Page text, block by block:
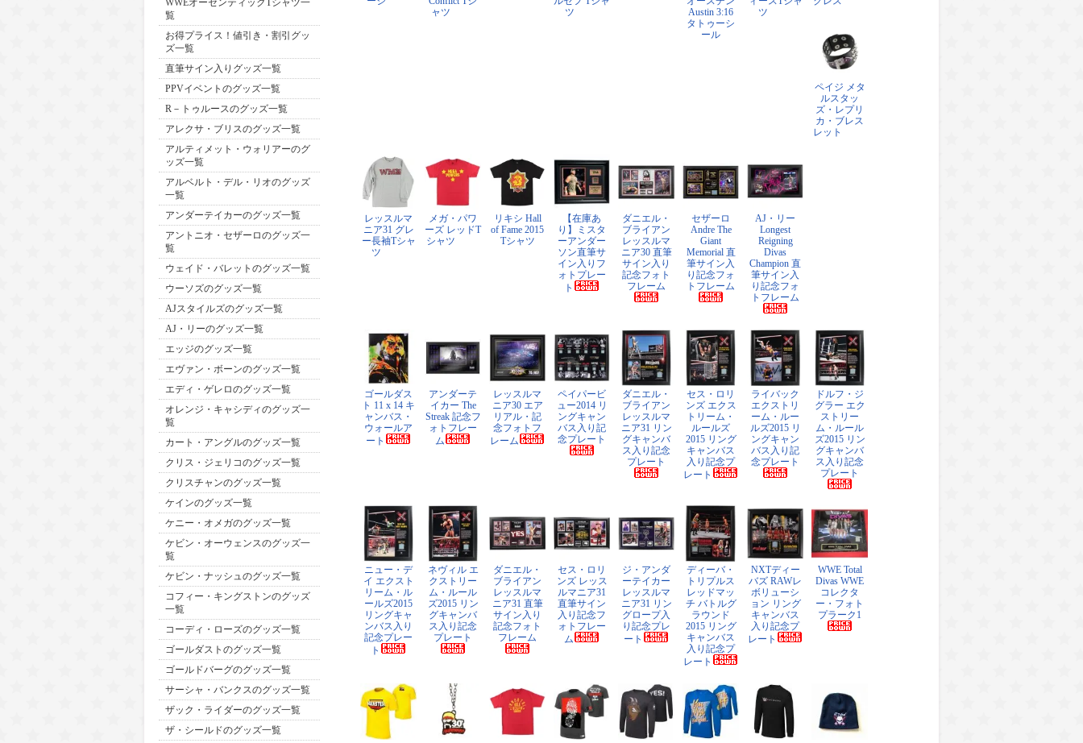
WWEオーセンティックTシャツ一
覧
お得プライス！値引き・割引グッ
ズ一覧
直筆サイン入りグッズ一覧
PPVイベントのグッズ一覧
R－トゥルースのグッズ一覧
アレクサ・ブリスのグッズ一覧
アルティメット・ウォリアーのグ
ッズ一覧
アルベルト・デル・リオのグッズ
一覧
アンダーテイカーのグッズ一覧
アントニオ・セザーロのグッズ一
覧
ウェイド・バレットのグッズ一覧
ウーソズのグッズ一覧
AJスタイルズのグッズ一覧
AJ・リーのグッズ一覧
エッジのグッズ一覧
エヴァン・ボーンのグッズ一覧
エディ・ゲレロのグッズ一覧
オレンジ・キャシディのグッズ一
覧
カート・アングルのグッズ一覧
クリス・ジェリコのグッズ一覧
クリスチャンのグッズ一覧
ケインのグッズ一覧
ケニー・オメガのグッズ一覧
ケビン・オーウェンスのグッズ一
覧
ケビン・ナッシュのグッズ一覧
コフィー・キングストンのグッズ
一覧
コーディ・ローズのグッズ一覧
ゴールダストのグッズ一覧
ゴールドバーグのグッズ一覧
サーシャ・バンクスのグッズ一覧
ザック・ライダーのグッズ一覧
ザ・シールドのグッズ一覧
ャツ
ツ
Austin 3:16
タトゥーシ
ール
ツ
ペイジ メタ
ルスタッ
ズ・レプリ
カ・ブレス
レット
レッスルマ
ニア31 グレ
ー長袖Tシャ
ツ
メガ・パワ
ーズ レッドT
シャツ
リキシ Hall
of Fame 2015
Tシャツ
【在庫あ
り】ミスタ
ーアンダー
ソン直筆サ
イン入りフ
ォトプレー
ト
ダニエル・
ブライアン
レッスルマ
ニア30 直筆
サイン入り
記念フォト
フレーム
セザーロ
Andre The
Giant
Memorial 直
筆サイン入
り記念フォ
トフレーム
AJ・リー
Longest
Reigning
Divas
Champion 直
筆サイン入
り記念フォ
トフレーム
ゴールダス
ト 11 x 14 キ
ャンバス・
ウォールア
ート
アンダーテ
イカー The
Streak 記念フ
ォトフレー
ム
レッスルマ
ニア30 エア
リアル・記
念フォトフ
レーム
ペイパービ
ュー2014 リ
ングキャン
バス入り記
念プレート
ダニエル・
ブライアン
レッスルマ
ニア31 リン
グキャンバ
ス入り記念
プレート
セス・ロリ
ンズ エクス
トリーム・
ルールズ
2015 リング
キャンバス
入り記念プ
レート
ライバック
エクストリ
ーム・ルー
ルズ2015 リ
ングキャン
バス入り記
念プレート
ドルフ・ジ
グラー エク
ストリー
ム・ルール
ズ2015 リン
グキャンバ
ス入り記念
プレート
ニュー・デ
イ エクスト
リーム・ル
ールズ2015
リングキャ
ンバス入り
記念プレー
ト
ネヴィル エ
クストリー
ム・ルール
ズ2015 リン
グキャンバ
ス入り記念
プレート
ダニエル・
ブライアン
レッスルマ
ニア31 直筆
サイン入り
記念フォト
フレーム
セス・ロリ
ンズ レッス
ルマニア31
直筆サイン
入り記念フ
ォトフレー
ム
ジ・アンダ
ーテイカー
レッスルマ
ニア31 リン
グロープ入
り記念プレ
ート
ディーバ・
トリプルス
レッドマッ
チ バトルグ
ラウンド
2015 リング
キャンバス
入り記念プ
レート
NXTディー
バズ RAWレ
ボリューシ
ョン リング
キャンバス
入り記念プ
レート
WWE Total
Divas WWE
コレクタ
ー・フォト
プラーク1